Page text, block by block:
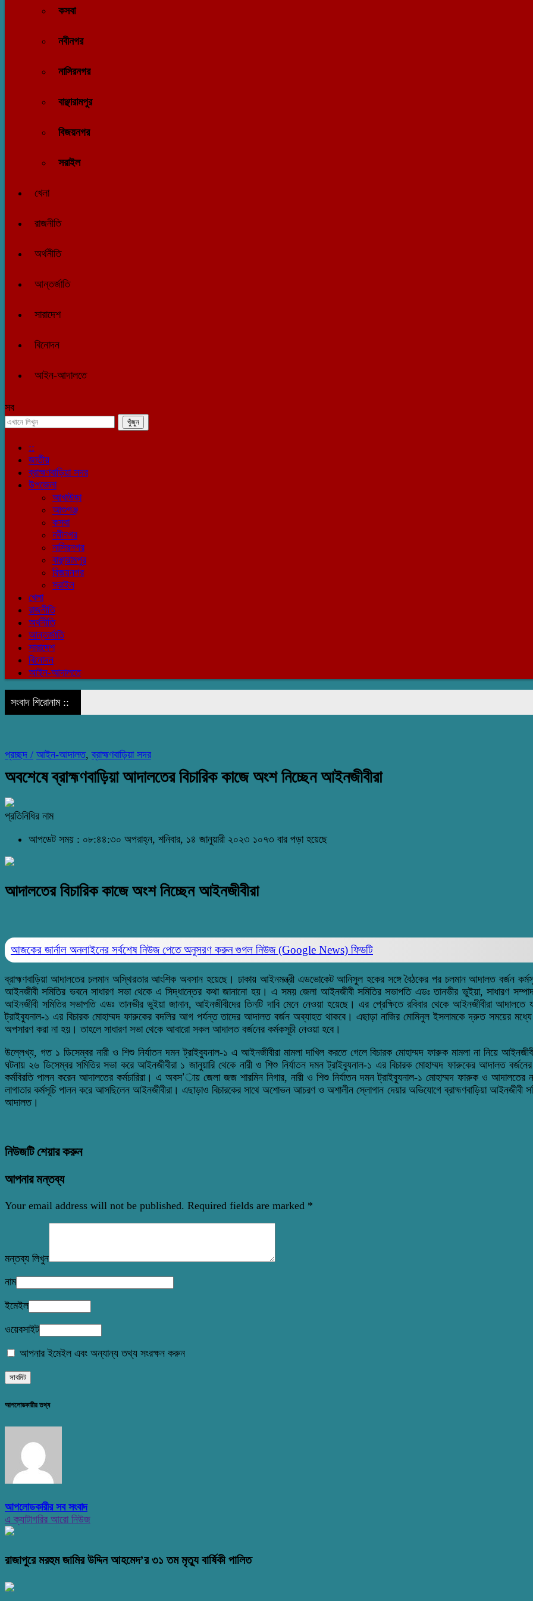
কসবা
নবীনগর
নাসিরনগর
বাঞ্ছারামপুর
বিজয়নগর
সরাইল
খেলা
রাজনীতি
অর্থনীতি
আন্তর্জাতি
সারাদেশ
বিনোদন
আইন-আদালতে
সব
::
জাতীয়
ব্রাহ্মণবাড়িয়া সদর
উপজেলা
আখাউড়া
আশুগঞ্জ
কসবা
নবীনগর
নাসিরনগর
বাঞ্ছারামপুর
বিজয়নগর
সরাইল
খেলা
রাজনীতি
অর্থনীতি
আন্তর্জাতি
সারাদেশ
বিনোদন
আইন-আদালতে
সংবাদ শিরোনাম ::
প্রচ্ছদ / আইন-আদালত,ব্রাহ্মণবাড়িয়া সদর
অবশেষে ব্রাহ্মণবাড়িয়া আদালতের বিচারিক কাজে অংশ নিচ্ছেন আইনজীবীরা
প্রতিনিধির নাম
আপডেট সময় : ০৮:৪৪:৩০ অপরাহ্ন, শনিবার, ১৪ জানুয়ারী ২০২৩ ১০৭৩ বার পড়া হয়েছে
আদালতের বিচারিক কাজে অংশ নিচ্ছেন আইনজীবীরা
আজকের জার্নাল অনলাইনের সর্বশেষ নিউজ পেতে অনুসরণ করুনগুগল নিউজ (Google News) ফিডটি
ব্রাহ্মণবাড়িয়া আদালতের চলমান অস্থিরতার আংশিক অবসান হয়েছে। ঢাকায় আইনমন্ত্রী এডভোকেট আনিসুল হকের সঙ্গে বৈঠকের পর চলমান আদালত বর্জন কর্মসূচি
আইনজীবী সমিতির ভবনে সাধারণ সভা থেকে এ সিদ্ধান্তের কথা জানানো হয়। এ সময় জেলা আইনজীবী সমিতির সভাপতি এডঃ তানভীর ভুইয়া, সাধারণ
আইনজীবী সমিতির সভাপতি এডঃ তানভীর ভুইয়া জানান, আইনজীবীদের তিনটি দাবি মেনে নেওয়া হয়েছে। এর প্রেক্ষিতে রবিবার থেকে আইনজীবীরা
ট্রাইব্যুনাল-১ এর বিচারক মোহাম্মদ ফারুকের বদলির আগ পর্যন্ত তাদের আদালত বর্জন অব্যাহত থাকবে। এছাড়া নাজির মোমিনুল ইসলামকে দ্রুত সময়ের
অপসারণ করা না হয়। তাহলে সাধারণ সভা থেকে আবারো সকল আদালত বর্জনের কর্মকসূচী নেওয়া হবে।
উল্লেখ্য, গত ১ ডিসেম্বর নারী ও শিশু নির্যাতন দমন ট্রাইব্যুনাল-১ এ আইনজীবীরা মামলা দাখিল করতে গেলে বিচারক মোহাম্মদ ফারুক মামলা না নিয়ে
ঘটনায় ২৬ ডিসেম্বর সমিতির সভা করে আইনজীবীরা ১ জানুয়ারি থেকে নারী ও শিশু নির্যাতন দমন ট্রাইব্যুনাল-১ এর বিচারক মোহাম্মদ ফারুকের আদালত
কর্মবিরতি পালন করেন আদালতের কর্মচারিরা। এ অবস’ায় জেলা জজ শারমিন নিগার, নারী ও শিশু নির্যাতন দমন ট্রাইব্যুনাল-১ মোহাম্মদ ফারুক ও
লাগাতার কর্মসূচি পালন করে আসছিলেন আইনজীবীরা। এছাড়াও বিচারকের সাথে অশোভন আচরণ ও অশালীন স্লোগান দেয়ার অভিযোগে ব্রাহ্মণবাড়িয়া
আদালত।
নিউজটি শেয়ার করুন
আপনার মন্তব্য
Your email address will not be published. Required fields are marked *
মন্তব্য লিখুন
নাম
ইমেইল
ওয়েবসাইট
আপনার ইমেইল এবং অন্যান্য তথ্য সংরক্ষন করুন
আপলোডকারীর তথ্য
আপলোডকারীর সব সংবাদ
এ ক্যাটাগরির আরো নিউজ
রাজাপুরে মরহুম জামির উদ্দিন আহমেদ’র ৩১ তম মৃত্যু বার্ষিকী পালিত